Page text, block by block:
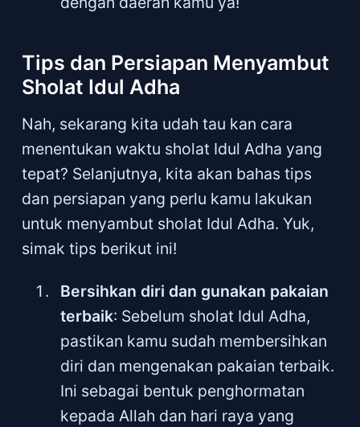
Tips dan Persiapan Menyambut
Sholat Idul Adha
Nah, sekarang kita udah tau kan cara
menentukan waktu sholat Idul Adha yang
tepat? Selanjutnya, kita akan bahas tips
dan persiapan yang perlu kamu lakukan
untuk menyambut sholat Idul Adha. Yuk,
simak tips berikut ini!
Bersihkan diri dan gunakan pakaian
terbaik: Sebelum sholat Idul Adha,
pastikan kamu sudah membersihkan
diri dan mengenakan pakaian terbaik.
Ini sebagai bentuk penghormatan
kepada Allah dan hari raya yang